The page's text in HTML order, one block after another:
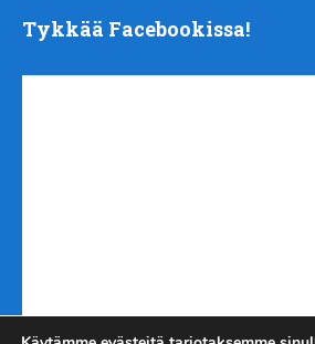
Tykkää Facebookissa!